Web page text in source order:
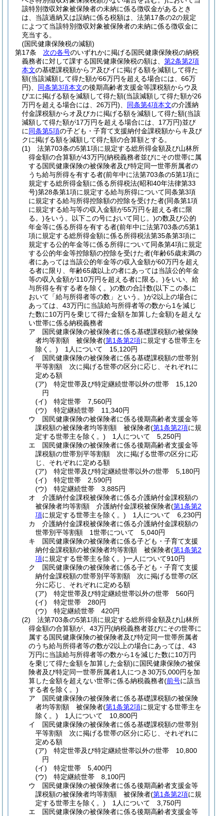
該特別徴収対象被保険者の未納に係る徴収金があるとき
は、当該過納又は誤納に係る税額は、法第17条の2の規定
によつて当該特別徴収対象被保険者の未納に係る徴収金に
充当する。
(国民健康保険税の減額)
第17条
次の各号のいずれかに掲げる国民健康保険税の納税
義務者に対して課する国民健康保険税の額は、 第2条第2項
本文の基礎課税額からア及びイに掲げる額を減額して得た
額(当該減額して得た額が66万円を超える場合には、66万
円)
同条第3項本文の後期高齢者支援金等課税額からウ及
びエに掲げる額を減額して得た額(当該減額して得た額が26
万円を超える場合には、26万円)
同条第4項本文の介護納
付金課税額からオ及びカに掲げる額を減額して得た額(当該
減額して得た額が17万円を超える場合には、17万円)並び
に同条第5項の子ども・子育て支援納付金課税額からキ及び
クに掲げる額を減額して得た額の合算額とする。
(1)
法第703条の5第1項に規定する総所得金額及び山林所
得金額の合算額が43万円(納税義務者並びにその世帯に属
する国民健康保険の被保険者及び特定同一世帯所属者の
うち給与所得を有する者(前年中に法第703条の5第1項に
規定する総所得金額に係る所得税法(昭和40年法律第33
号)第28条第1項に規定する給与所得について同条第3項
に規定する給与所得控除額の控除を受けた者(同条第1項
に規定する給与等の収入金額が55万円を超える者に限
る。)をいう。以下この号において同じ。)の数及び公的
年金等に係る所得を有する者(前年中に法第703条の5第1
項に規定する総所得金額に係る所得税法第35条第3項に
規定する公的年金等に係る所得について同条第4項に規定
する公的年金等控除額の控除を受けた者(年齢65歳未満の
者にあっては当該公的年金等の収入金額が60万円を超え
る者に限り、年齢65歳以上の者にあっては当該公的年金
等の収入金額が110万円を超える者に限る。)をいい、給
与所得を有する者を除く。)の数の合計数(以下この条に
おいて「給与所得者等の数」という。)が2以上の場合に
あっては、43万円に当該給与所得者等の数から1を減じ
た数に10万円を乗じて得た金額を加算した金額)を超えな
い世帯に係る納税義務者
ア
国民健康保険の被保険者に係る基礎課税額の被保険
者均等割額 被保険者(第1条第2項に規定する世帯主を
除く。) 1人について 15,120円
イ
国民健康保険の被保険者に係る基礎課税額の世帯別
平等割額 次に掲げる世帯の区分に応じ、それぞれに
定める額
(ア)
特定世帯及び特定継続世帯以外の世帯 15,120
円
(イ)
特定世帯 7,560円
(ウ)
特定継続世帯 11,340円
ウ
国民健康保険の被保険者に係る後期高齢者支援金等
課税額の被保険者均等割額 被保険者(第1条第2項に規
定する世帯主を除く。) 1人について 5,250円
エ
国民健康保険の被保険者に係る後期高齢者支援金等
課税額の世帯別平等割額 次に掲げる世帯の区分に応
じ、それぞれに定める額
(ア)
特定世帯及び特定継続世帯以外の世帯 5,180円
(イ)
特定世帯 2,590円
(ウ)
特定継続世帯 3,885円
オ
介護納付金課税被保険者に係る介護納付金課税額の
被保険者均等割額 介護納付金課税被保険者(第1条第2
項に規定する世帯主を除く。) 1人について 6,230円
カ
介護納付金課税被保険者に係る介護納付金課税額の
世帯別平等割額 1世帯について 5,040円
キ
国民健康保険の被保険者に係る子ども・子育て支援
納付金課税額の被保険者均等割額 被保険者(第1条第2
項に規定する世帯主を除く。)一人について910円
ク
国民健康保険の被保険者に係る子ども・子育て支援
納付金課税額の世帯別平等割額 次に掲げる世帯の区
分に応じ、それぞれに定める額
(ア)
特定世帯及び特定継続世帯以外の世帯 560円
(イ)
特定世帯 280円
(ウ)
特定継続世帯 420円
(2)
法第703条の5第1項に規定する総所得金額及び山林所
得金額の合算額が、43万円(納税義務者並びにその世帯に
属する国民健康保険の被保険者及び特定同一世帯所属者
のうち給与所得者等の数が2以上の場合にあっては、43
万円に当該給与所得者等の数から1を減じた数に10万円
を乗じて得た金額を加算した金額)に国民健康保険の被保
険者及び特定同一世帯所属者1人につき30万5,000円を加
算した金額を超えない世帯に係る納税義務者(前号に該当
する者を除く。)
ア
国民健康保険の被保険者に係る基礎課税額の被保険
者均等割額 被保険者(第1条第2項に規定する世帯主を
除く。) 1人について 10,800円
イ
国民健康保険の被保険者に係る基礎課税額の世帯別
平等割額 次に掲げる世帯の区分に応じ、それぞれに
定める額
(ア)
特定世帯及び特定継続世帯以外の世帯 10,800
円
(イ)
特定世帯 5,400円
(ウ)
特定継続世帯 8,100円
ウ
国民健康保険の被保険者に係る後期高齢者支援金等
課税額の被保険者均等割額 被保険者(第1条第2項に規
定する世帯主を除く。) 1人について 3,750円
エ
国民健康保険の被保険者に係る後期高齢者支援金等